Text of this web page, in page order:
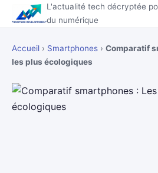
L'actualité tech décryptée
du numérique
Accueil › Smartphones › Comparatif
les plus écologiques